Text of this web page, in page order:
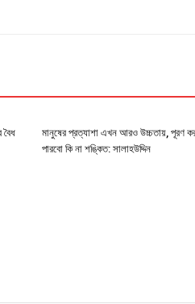
মানুষের প্রত্যাশা এখন আরও উচ্চতায়, পূরণ
পারবো কি না শঙ্কিত: সালাহউদ্দিন